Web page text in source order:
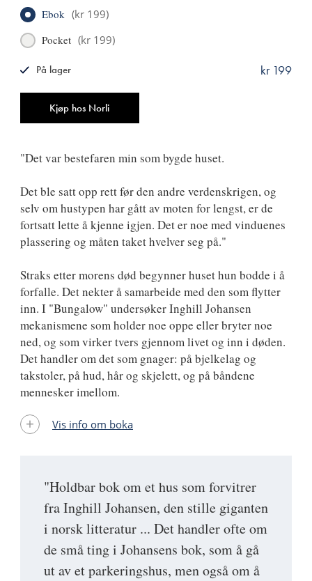
Ebok (kr 199)
Pocket (kr 199)
Kjøp hos Norli
kr 199
På lager
"Holdbar bok om et hus som forvitrer
fra Inghill Johansen, den stille giganten
i norsk litteratur ... Det handler ofte om
de små ting i Johansens bok, som å gå
ut av et parkeringshus, men også om å
"Det var bestefaren min som bygde huset.
Det ble satt opp rett før den andre verdenskrigen, og
selv om hustypen har gått av moten for lengst, er de
fortsatt lette å kjenne igjen. Det er noe med vinduenes
plassering og måten taket hvelver seg på."
Straks etter morens død begynner huset hun bodde i å
forfalle. Det nekter å samarbeide med den som flytter
inn. I "Bungalow" undersøker Inghill Johansen
mekanismene som holder noe oppe eller bryter noe
ned, og som virker tvers gjennom livet og inn i døden.
Det handler om det som gnager: på bjelkelag og
takstoler, på hud, hår og skjelett, og på båndene
mennesker imellom.
Vis info om boka